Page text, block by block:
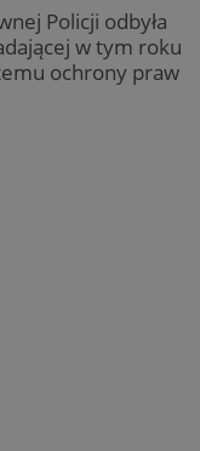
Policji odbyła
w tym roku
ochrony praw